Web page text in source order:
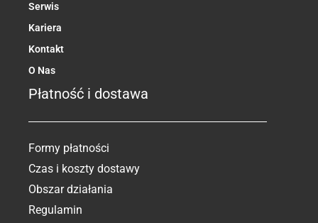
Serwis
Kariera
Kontakt
O Nas
Płatność i dostawa
Formy płatności
Czas i koszty dostawy
Obszar działania
Regulamin